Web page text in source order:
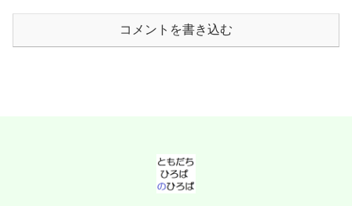
コメントを書き込む